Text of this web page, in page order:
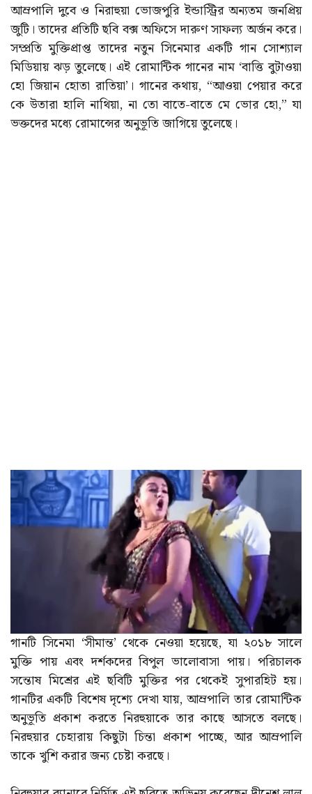
আম্রপালি দুবে ও নিরাহুয়া ভোজপুরি ইন্ডাস্ট্রির অন্যতম জনপ্রিয়
জুটি। তাদের প্রতিটি ছবি বক্স অফিসে দারুণ সাফল্য অর্জন করে।
সম্প্রতি মুক্তিপ্রাপ্ত তাদের নতুন সিনেমার একটি গান সোশ্যাল
মিডিয়ায় ঝড় তুলেছে। এই রোমান্টিক গানের নাম ‘বাত্তি বুটাওয়া
হো জিয়ান হোতা রাতিয়া’। গানের কথায়, “আওয়া পেয়ার করে
কে উতারা হালি নাথিয়া, না তো বাতে-বাতে মে ভোর হো,” যা
ভক্তদের মধ্যে রোমান্সের অনুভূতি জাগিয়ে তুলেছে।
গানটি সিনেমা ‘সীমান্ত’ থেকে নেওয়া হয়েছে, যা ২০১৮ সালে
মুক্তি পায় এবং দর্শকদের বিপুল ভালোবাসা পায়। পরিচালক
সন্তোষ মিশ্রের এই ছবিটি মুক্তির পর থেকেই সুপারহিট হয়।
গানটির একটি বিশেষ দৃশ্যে দেখা যায়, আম্রপালি তার রোমান্টিক
অনুভূতি প্রকাশ করতে নিরহুয়াকে তার কাছে আসতে বলছে।
নিরহুয়ার চেহারায় কিছুটা চিন্তা প্রকাশ পাচ্ছে, আর আম্রপালি
তাকে খুশি করার জন্য চেষ্টা করছে।